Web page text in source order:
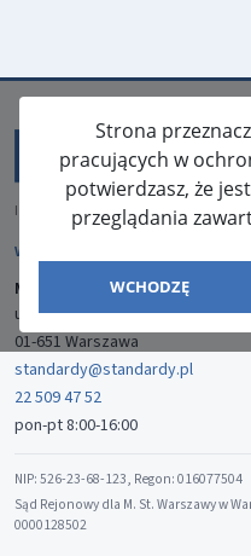
Strona
pracujących w
potwierdzasz, że
przeglądania
WCHODZĘ
ISSN: 2080-5438
WYDAWCA
Media-Press Sp. z o.o.
ul. Gwiaździsta 7B/8
01-651 Warszawa
standardy@standardy.pl
22 509 47 52
pon-pt 8:00-16:00
NIP: 526-23-68-123, Regon: 016077504
Sąd Rejonowy dla M. St. Warszawy w
0000128502